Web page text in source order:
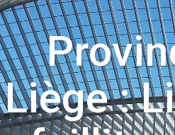
Liège :